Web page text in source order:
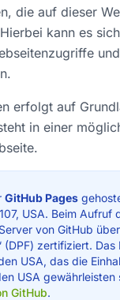
die auf dieser
kann es
erfolgt auf
in einer
GitHub Pages
USA. Beim
von GitHub
(DPF) zertifiziert.
USA, das die
USA
GitHub.